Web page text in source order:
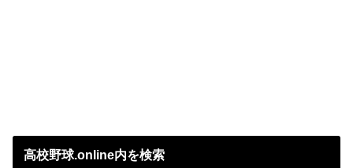
高校野球.online内を検索